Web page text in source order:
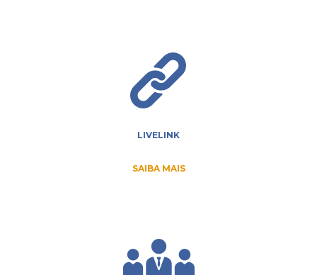
LIVELINK
SAIBA MAIS